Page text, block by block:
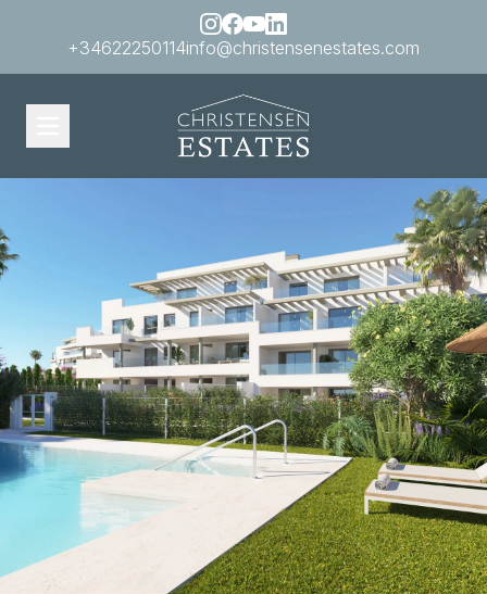
+34622250114info@christensenestates.com